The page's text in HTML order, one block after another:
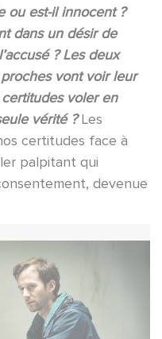
ou est-il innocent ?
dans un désir de
? Les deux
vont voir leur
voler en
vérité ?Les
certitudes face à
palpitant qui
devenue